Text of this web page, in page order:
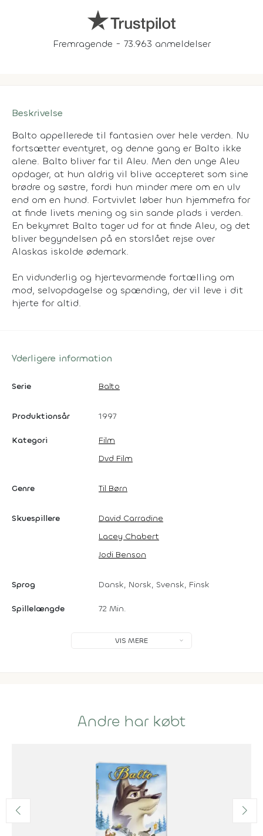
Fremragende - 73.963 anmeldelser
Beskrivelse
Balto appellerede til fantasien over hele verden. Nu
fortsætter eventyret, og denne gang er Balto ikke
alene. Balto bliver far til Aleu. Men den unge Aleu
opdager, at hun aldrig vil blive accepteret som sine
brødre og søstre, fordi hun minder mere om en ulv
end om en hund. Fortvivlet løber hun hjemmefra for
at finde livets mening og sin sande plads i verden.
En bekymret Balto tager ud for at finde Aleu, og det
bliver begyndelsen på en storslået rejse over
Alaskas iskolde ødemark.
En vidunderlig og hjertevarmende fortælling om
mod, selvopdagelse og spænding, der vil leve i dit
hjerte for altid.
Yderligere information
Serie Balto
Produktionsår 1997
Kategori
Film
Dvd Film
Genre Til Børn
Skuespillere
David Carradine
Lacey Chabert
Jodi Benson
Sprog Dansk, Norsk, Svensk, Finsk
Spillelængde 72 Min.
VIS MERE
Andre har købt